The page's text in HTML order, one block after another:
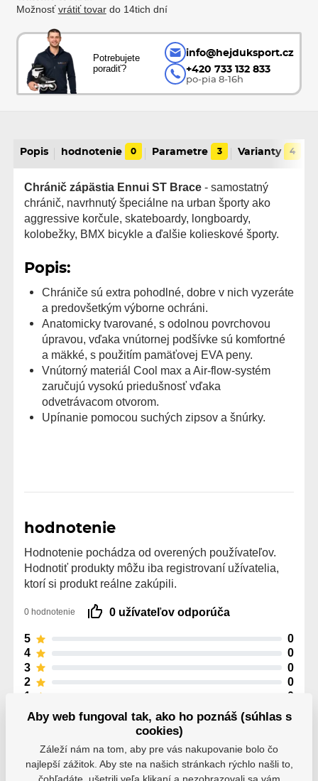
Možnosťvrátiť tovardo 14tich dní
Potrebujete
poradiť?
info@hejduksport.cz
+420 733 132 833
po-pia 8-16h
Popis hodnotenie 0 Parametre 3 Varianty 4
Chránič zápästia Ennui ST Brace - samostatný
chránič, navrhnutý špeciálne na urban športy ako
aggressive korčule, skateboardy, longboardy,
kolobežky, BMX bicykle a ďalšie kolieskové športy.
Popis:
Chrániče sú extra pohodlné, dobre v nich vyzeráte
a predovšetkým výborne ochráni.
Anatomicky tvarované, s odolnou povrchovou
úpravou, vďaka vnútornej podšívke sú komfortné
a mäkké, s použitím pamäťovej EVA peny.
Vnútorný materiál Cool max a Air-flow-systém
zaručujú vysokú priedušnosť vďaka
odvetrávacom otvorom.
Upínanie pomocou suchých zipsov a šnúrky.
hodnotenie
Hodnotenie pochádza od overených používateľov.
Hodnotiť produkty môžu iba registrovaní užívatelia,
ktorí si produkt reálne zakúpili.
0 hodnotenie 0 užívateľov odporúča
5
0
4
0
3
0
2
0
1
0
Aby web fungoval tak, ako ho poznáš (súhlas s
cookies)
Záleží nám na tom, aby pre vás nakupovanie bolo čo
najlepší zážitok. Aby ste na našich stránkach rýchlo našli to,
čohľadáte, ušetrili veľa klikaní a nezobrazovali sa vám